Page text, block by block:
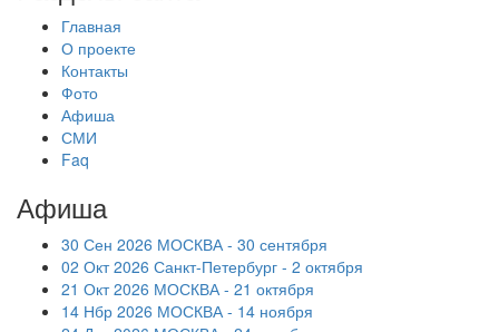
Главная
О проекте
Контакты
Фото
Афиша
СМИ
Faq
Афиша
30 Сен 2026 МОСКВА - 30 сентября
02 Окт 2026 Санкт-Петербург - 2 октября
21 Окт 2026 МОСКВА - 21 октября
14 Нбр 2026 МОСКВА - 14 ноября